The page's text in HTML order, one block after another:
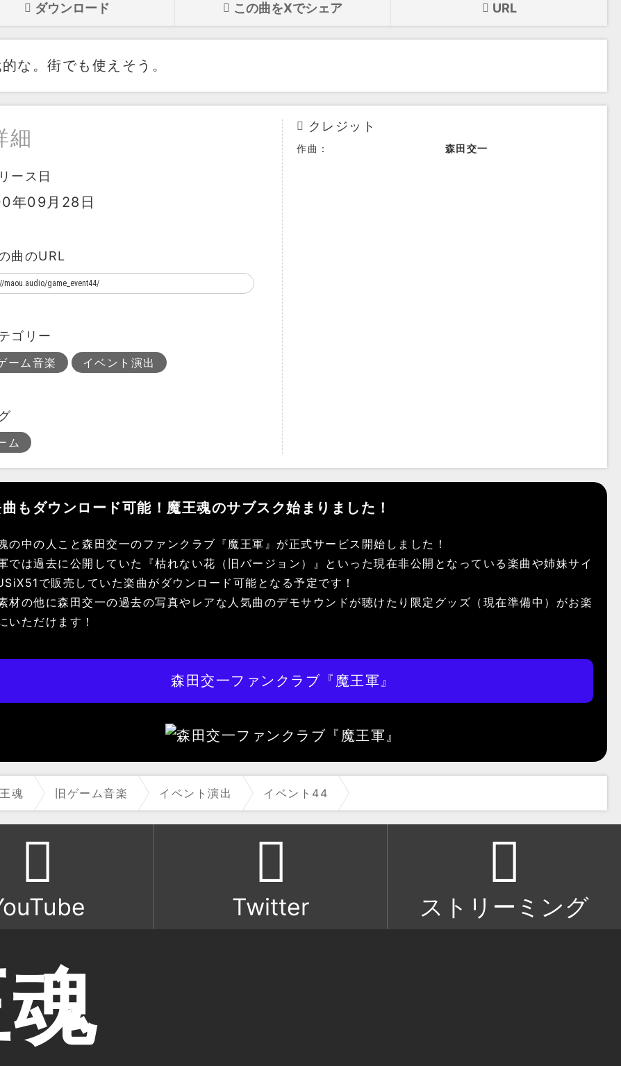
ダウンロード この曲をXでシェア URL
な。街でも使えそう。
細
ース日
年09月28日
曲のURL
ゴリー
ーム音楽 イベント演出
ム
クレジット
作曲： 森田交一
もダウンロード可能！魔王魂のサブスク始まりました！
の中の人こと森田交一のファンクラブ『魔王軍』が正式サービス開始しました！
では過去に公開していた『枯れない花（旧バージョン）』といった現在非公開となっている楽曲や姉妹サイ
で販売していた楽曲がダウンロード可能となる予定です！
材の他に森田交一の過去の写真やレアな人気曲のデモサウンドが聴けたり限定グッズ（現在準備中）がお楽
いただけます！
森田交一ファンクラブ『魔王軍』
魂 旧ゲーム音楽 イベント演出 イベント44
Twitter ストリーミング